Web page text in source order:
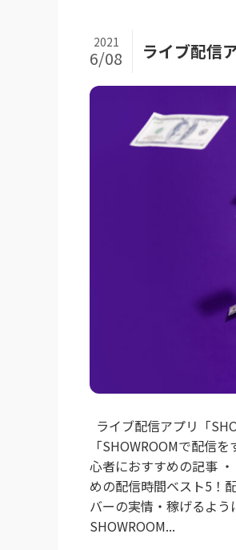
ライブ配信
2021
6/08
ライブ配信アプリ「
「SHOWROOMで配信
心者におすすめの記事
めの配信時間ベスト5！
バーの実情・稼げるよう
SHOWROOM...